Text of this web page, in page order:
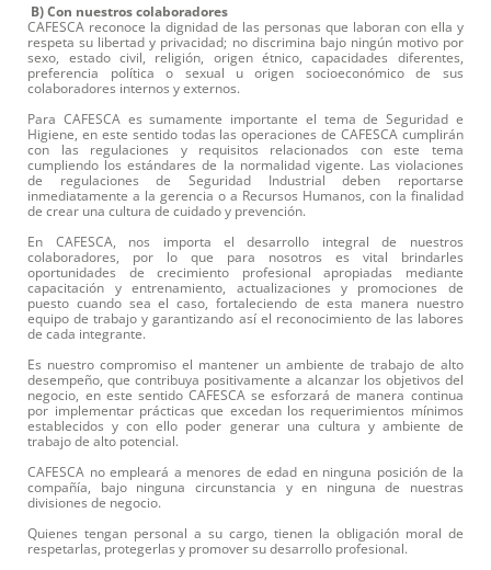
B) Con nuestros colaboradores
CAFESCA reconoce la dignidad de las personas que laboran con ella y
respeta su libertad y privacidad; no discrimina bajo ningún motivo por
sexo, estado civil, religión, origen étnico, capacidades diferentes,
preferencia política o sexual u origen socioeconómico de sus
colaboradores internos y externos.
Para CAFESCA es sumamente importante el tema de Seguridad e
Higiene, en este sentido todas las operaciones de CAFESCA cumplirán
con las regulaciones y requisitos relacionados con este tema
cumpliendo los estándares de la normalidad vigente. Las violaciones
de regulaciones de Seguridad Industrial deben reportarse
inmediatamente a la gerencia o a Recursos Humanos, con la finalidad
de crear una cultura de cuidado y prevención.
En CAFESCA, nos importa el desarrollo integral de nuestros
colaboradores, por lo que para nosotros es vital brindarles
oportunidades de crecimiento profesional apropiadas mediante
capacitación y entrenamiento, actualizaciones y promociones de
puesto cuando sea el caso, fortaleciendo de esta manera nuestro
equipo de trabajo y garantizando así el reconocimiento de las labores
de cada integrante.
Es nuestro compromiso el mantener un ambiente de trabajo de alto
desempeño, que contribuya positivamente a alcanzar los objetivos del
negocio, en este sentido CAFESCA se esforzará de manera continua
por implementar prácticas que excedan los requerimientos mínimos
establecidos y con ello poder generar una cultura y ambiente de
trabajo de alto potencial.
CAFESCA no empleará a menores de edad en ninguna posición de la
compañía, bajo ninguna circunstancia y en ninguna de nuestras
divisiones de negocio.
Quienes tengan personal a su cargo, tienen la obligación moral de
respetarlas, protegerlas y promover su desarrollo profesional.